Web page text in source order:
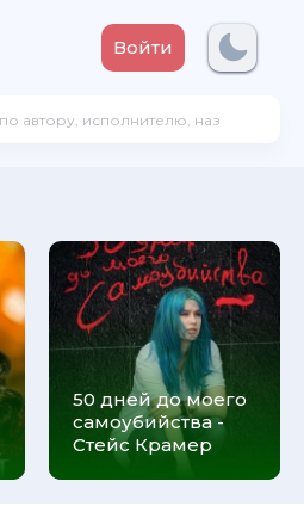
Войти
50 дней до моего
самоубийства -
Стейс Крамер